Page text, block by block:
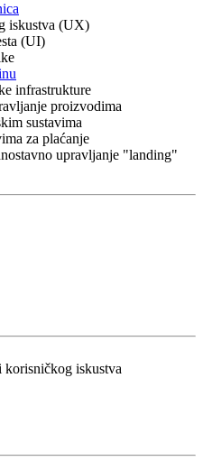
iskustva (UX)
(UI)
infrastrukture
proizvodima
sustavima
za plaćanje
upravljanje "landing"
iskustva